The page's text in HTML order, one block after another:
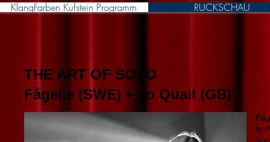
KlangFarben Kufstein Programm RÜCKSCHAU
THE ART OF SOLO
Fågelle (SWE) + Jo Quail (GB)
In